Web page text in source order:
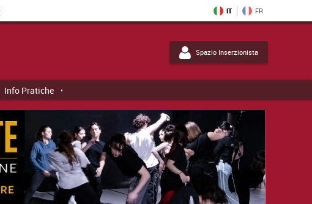
IT FR
Spazio Inserzionista
Info Pratiche